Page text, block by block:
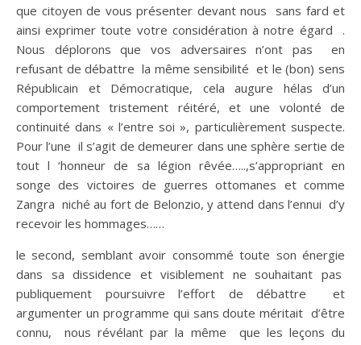
que citoyen de vous présenter devant nous sans fard et
ainsi exprimer toute votre considération à notre égard .
Nous déplorons que vos adversaires n’ont pas en
refusant de débattre la même sensibilité et le (bon) sens
Républicain et Démocratique, cela augure hélas d’un
comportement tristement réitéré, et une volonté de
continuité dans « l’entre soi », particulièrement suspecte.
Pour l’une il s’agit de demeurer dans une sphère sertie de
tout l ‘honneur de sa légion rêvée…..,s’appropriant en
songe des victoires de guerres ottomanes et comme
Zangra niché au fort de Belonzio, y attend dans l’ennui d’y
recevoir les hommages……
le second, semblant avoir consommé toute son énergie
dans sa dissidence et visiblement ne souhaitant pas
publiquement poursuivre l’effort de débattre et
argumenter un programme qui sans doute méritait d’être
connu, nous révélant par la même que les leçons du